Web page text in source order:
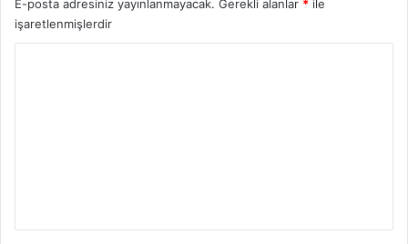
E-posta adresiniz yayınlanmayacak. Gerekli alanlar * ile
işaretlenmişlerdir